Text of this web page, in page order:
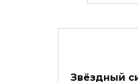
Звёздный